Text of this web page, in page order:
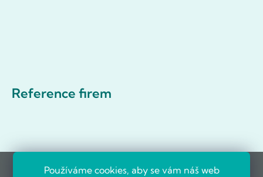
Používáme cookies, aby se vám náš web
Reference firem